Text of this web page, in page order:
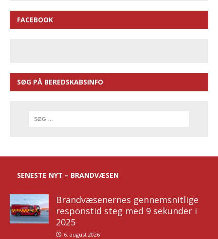
FACEBOOK
SØG PÅ BEREDSKABSINFO
SENESTE NYT – BRANDVÆSEN
Brandvæsenernes gennemsnitlige
responstid steg med 9 sekunder i
2025
6. august 2026